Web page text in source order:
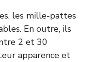
les mille-pattes
En outre, ils
2 et 30
apparence et